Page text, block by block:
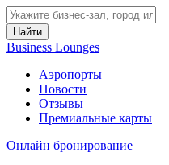
Найти
Business Lounges
Аэропорты
Новости
Отзывы
Премиальные карты
Онлайн бронирование